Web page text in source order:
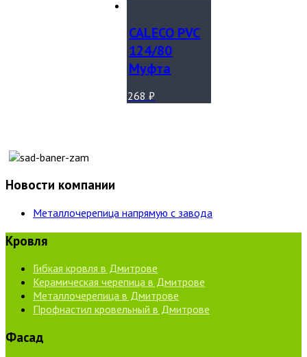
CALECO PVC
124/80
Муфта
268₽
Новости компании
Металлочерепица напрямую с завода
Кровля
Гибкая кровля в Дмитрове
Керамическая черепица в Дмитрове
Металлочерепица в Дмитрове
Профнастил кровельный в Дмитрове
Фасад